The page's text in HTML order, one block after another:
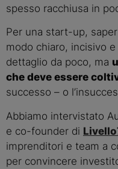
spesso racchiusa in
Per una start-up,
modo chiaro, incisivo
dettaglio da poco, ma
che deve essere
successo – o
Abbiamo intervistato
e co-founder di
imprenditori e team a
per convincere